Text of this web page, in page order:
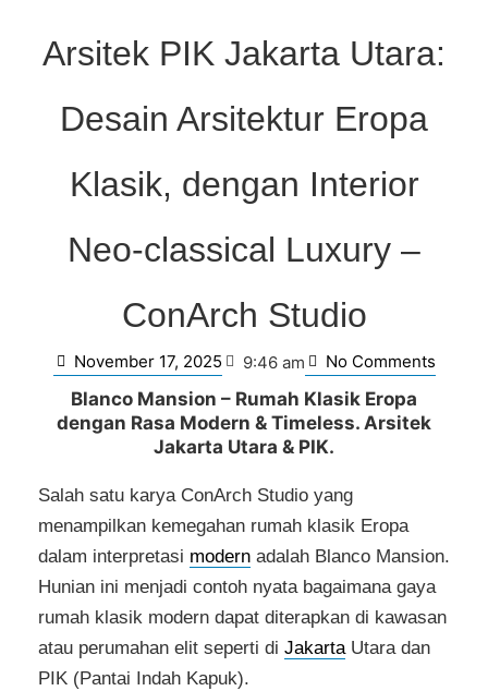
Arsitek PIK Jakarta Utara:
Desain Arsitektur Eropa
Klasik, dengan Interior
Neo-classical Luxury –
ConArch Studio
November 17, 2025 9:46 am No Comments
Blanco Mansion – Rumah Klasik Eropa
dengan Rasa Modern & Timeless. Arsitek
Jakarta Utara & PIK.
Salah satu karya ConArch Studio yang
menampilkan kemegahan rumah klasik Eropa
dalam interpretasi modern adalah Blanco Mansion.
Hunian ini menjadi contoh nyata bagaimana gaya
rumah klasik modern dapat diterapkan di kawasan
atau perumahan elit seperti di JakartaUtara dan
PIK (Pantai Indah Kapuk).